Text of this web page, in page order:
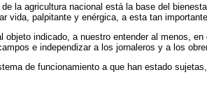
la agricultura nacional está la base del
vida, palpitante y enérgica, a esta tan
indicado, a nuestro entender al menos,
e independizar a los jornaleros y a los
de funcionamiento a que han estado